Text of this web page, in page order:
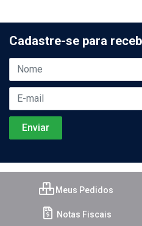
Cadastre-se para
Meus Pedidos
Notas Fiscais